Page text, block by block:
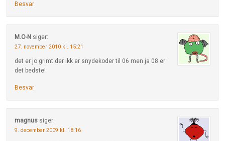
Besvar
M.O-N siger:
27. november 2010 kl. 15:21
det er jo grimt der ikk er snydekoder til 06 men ja 08 er
det bedste!
Besvar
magnus siger:
9. december 2009 kl. 18:16